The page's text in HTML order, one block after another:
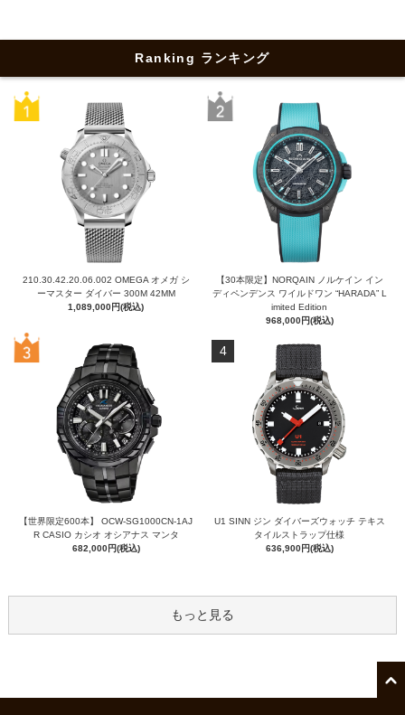
Ranking ランキング
210.30.42.20.06.002 OMEGA オメガ シ
ーマスター ダイバー 300M 42MM
1,089,000円(税込)
【30本限定】NORQAIN ノルケイン イン
ディペンデンス ワイルドワン “HARADA” L
imited Edition
968,000円(税込)
【世界限定600本】 OCW-SG1000CN-1AJ
R CASIO カシオ オシアナス マンタ
682,000円(税込)
4
U1 SINN ジン ダイバーズウォッチ テキス
タイルストラップ仕様
636,900円(税込)
もっと見る